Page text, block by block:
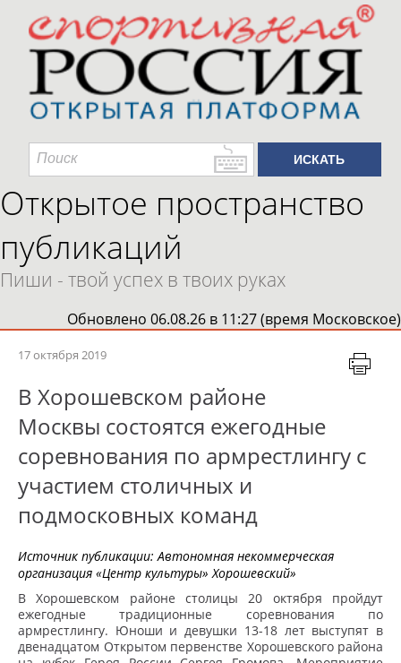
Открытое пространство
публикаций
Пиши - твой успех в твоих руках
Обновлено 06.08.26 в 11:27 (время Московское)
17 октября 2019
В Хорошевском районе
Москвы состоятся ежегодные
соревнования по армрестлингу с
участием столичных и
подмосковных команд
Источник публикации:Автономная некоммерческая
организация «Центр культуры» Хорошевский»
В Хорошевском районе столицы 20 октября пройдут
ежегодные традиционные соревнования по
армрестлингу. Юноши и девушки 13-18 лет выступят в
двенадцатом Открытом первенстве Хорошевского района